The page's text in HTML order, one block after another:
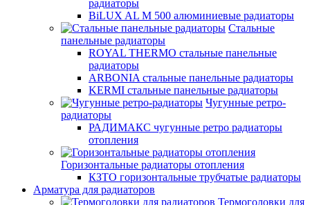
радиаторы
BiLUX AL M 500 алюминиевые радиаторы
Стальные
панельные радиаторы
ROYAL THERMO стальные панельные
радиаторы
ARBONIA стальные панельные радиаторы
KERMI стальные панельные радиаторы
Чугунные ретро-
радиаторы
РАДИМАКС чугунные ретро радиаторы
отопления
Горизонтальные радиаторы отопления
КЗТО горизонтальные трубчатые радиаторы
Арматура для радиаторов
Термоголовки для